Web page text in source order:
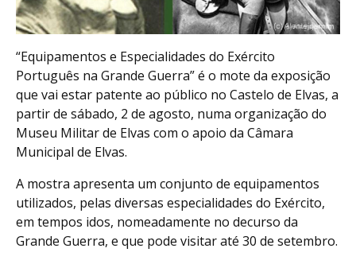
“Equipamentos e Especialidades do Exército
Português na Grande Guerra” é o mote da exposição
que vai estar patente ao público no Castelo de Elvas, a
partir de sábado, 2 de agosto, numa organização do
Museu Militar de Elvas com o apoio da Câmara
Municipal de Elvas.
A mostra apresenta um conjunto de equipamentos
utilizados, pelas diversas especialidades do Exército,
em tempos idos, nomeadamente no decurso da
Grande Guerra, e que pode visitar até 30 de setembro.